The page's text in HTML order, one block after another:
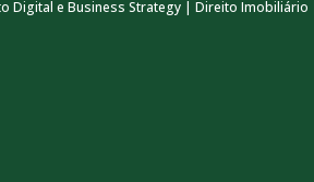
e Business Strategy | Direito